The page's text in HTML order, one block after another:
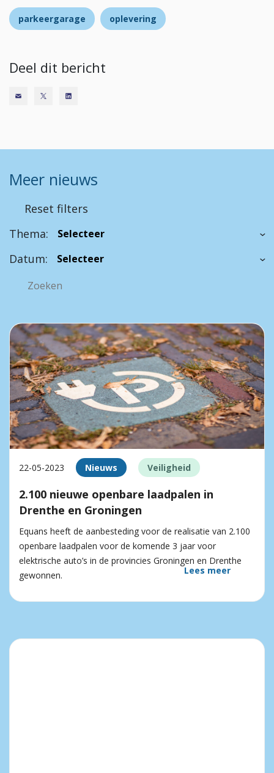
parkeergarage oplevering
Deel dit bericht
Meer nieuws
Reset filters
Thema:
Datum:
22-05-2023 Nieuws Veiligheid
2.100 nieuwe openbare laadpalen in
Drenthe en Groningen
Equans heeft de aanbesteding voor de realisatie van 2.100
openbare laadpalen voor de komende 3 jaar voor
elektrische auto’s in de provincies Groningen en Drenthe
gewonnen.
Lees meer